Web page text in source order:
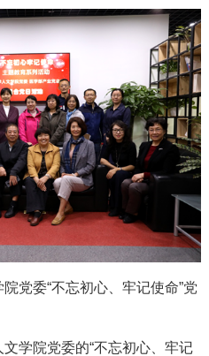
党委“不忘初心、牢记使命”党
学院党委的“不忘初心、牢记